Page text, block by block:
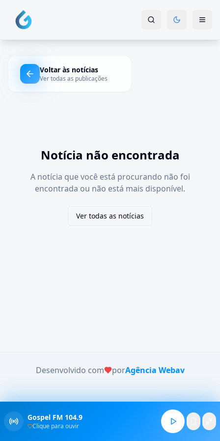
Voltar às notícias
Ver todas as publicações
Notícia não encontrada
A notícia que você está procurando não foi
encontrada ou não está mais disponível.
Ver todas as notícias
Desenvolvido com porAgência Webav
Gospel FM 104.9
Clique para ouvir